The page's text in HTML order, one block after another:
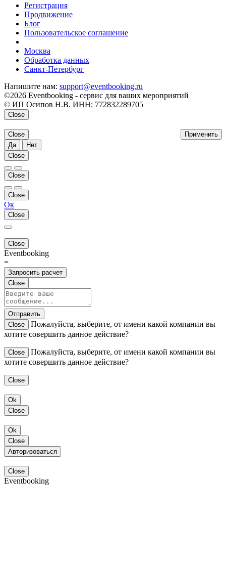
Регистрация
Продвижение
Блог
Пользовательское соглашение
Москва
Обработка данных
Санкт-Петербург
Напишите нам: support@eventbooking.ru
©2026 Eventbooking - сервис для ваших мероприятий
© ИП Осипов Н.В. ИНН: 772832289705
Close
Применить
Close
Да
Нет
Close
Close
Close
Ок
Close
Close
Eventbooking
=
Запросить расчет
Close
Отправить
Close
Пожалуйста, выберите, от имени какой компании вы
хотите совершить данное действие?
Close
Пожалуйста, выберите, от имени какой компании вы
хотите совершить данное действие?
Close
Ok
Close
Ok
Close
Авторизоваться
Close
Eventbooking